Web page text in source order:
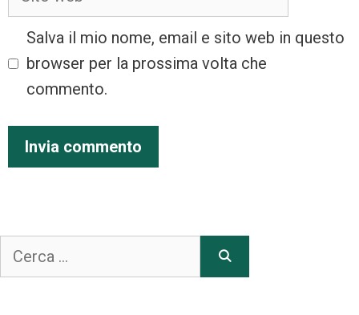
Salva il mio nome, email e sito web in questo
browser per la prossima volta che
commento.